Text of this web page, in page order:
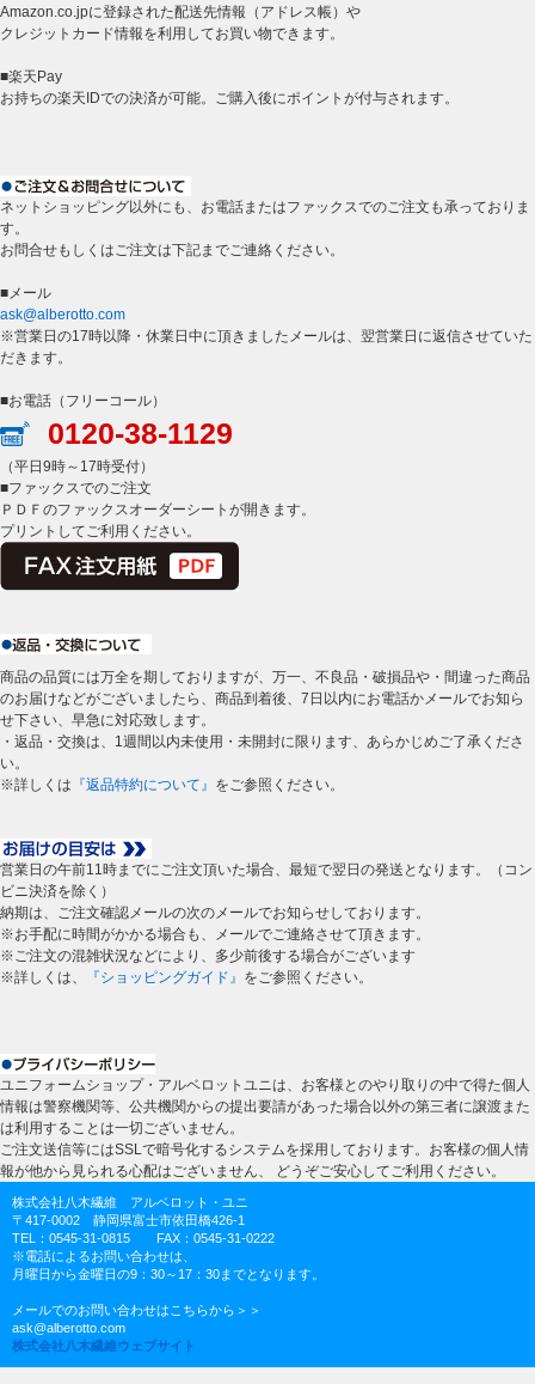
Amazon.co.jpに登録された配送先情報（アドレス帳）や
クレジットカード情報を利用してお買い物できます。
■楽天Pay
お持ちの楽天IDでの決済が可能。ご購入後にポイントが付与されます。
ネットショッピング以外にも、お電話またはファックスでのご注文も承っておりま
す。
お問合せもしくはご注文は下記までご連絡ください。
■メール
ask@alberotto.com
※営業日の17時以降・休業日中に頂きましたメールは、翌営業日に返信させていた
だきます。
■お電話（フリーコール）
0120-38-1129
（平日9時～17時受付）
■ファックスでのご注文
ＰＤＦのファックスオーダーシートが開きます。
プリントしてご利用ください。
商品の品質には万全を期しておりますが、万一、不良品・破損品や・間違った商品
のお届けなどがございましたら、商品到着後、7日以内にお電話かメールでお知ら
せ下さい、早急に対応致します。
・返品・交換は、1週間以内未使用・未開封に限ります、あらかじめご了承くださ
い。
※詳しくは 『返品特約について』 をご参照ください。
営業日の午前11時までにご注文頂いた場合、最短で翌日の発送となります。（コン
ビニ決済を除く）
納期は、ご注文確認メールの次のメールでお知らせしております。
※お手配に時間がかかる場合も、メールでご連絡させて頂きます。
※ご注文の混雑状況などにより、多少前後する場合がございます
※詳しくは、
『ショッピングガイド』 をご参照ください。
ユニフォームショップ・アルベロットユニは、お客様とのやり取りの中で得た個人
情報は警察機関等、公共機関からの提出要請があった場合以外の第三者に譲渡また
は利用することは一切ございません。
ご注文送信等にはSSLで暗号化するシステムを採用しております。お客様の個人情
報が他から見られる心配はございません、 どうぞご安心してご利用ください。
株式会社八木繊維 アルベロット・ユニ
〒417-0002 静岡県富士市依田橋426-1
TEL：0545-31-0815 FAX：0545-31-0222
※電話によるお問い合わせは、
月曜日から金曜日の9：30～17：30までとなります。
メールでのお問い合わせはこちらから＞＞
ask@alberotto.com
株式会社八木繊維ウェブサイト